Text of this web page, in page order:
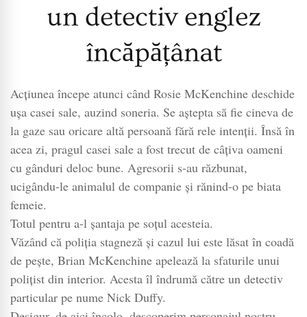
un detectiv englez
încăpățânat
Acțiunea începe atunci când Rosie McKenchine deschide
ușa casei sale, auzind soneria. Se aștepta să fie cineva de
la gaze sau oricare altă persoană fără rele intenții. Însă în
acea zi, pragul casei sale a fost trecut de câțiva oameni
cu gânduri deloc bune. Agresorii s-au răzbunat,
ucigându-le animalul de companie și rănind-o pe biata
femeie.
Totul pentru a-l șantaja pe soțul acesteia.
Văzând că poliția stagneză și cazul lui este lăsat în coadă
de pește, Brian McKenchine apelează la sfaturile unui
polițist din interior. Acesta îl îndrumă către un detectiv
particular pe nume Nick Duffy.